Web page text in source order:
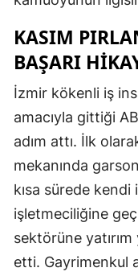
KASIM
BAŞARI
İzmir kökenli iş
amacıyla gittiği
adım attı. İlk
mekanında
kısa sürede
işletmeciliğine
sektörüne
etti. Gayrimenkul